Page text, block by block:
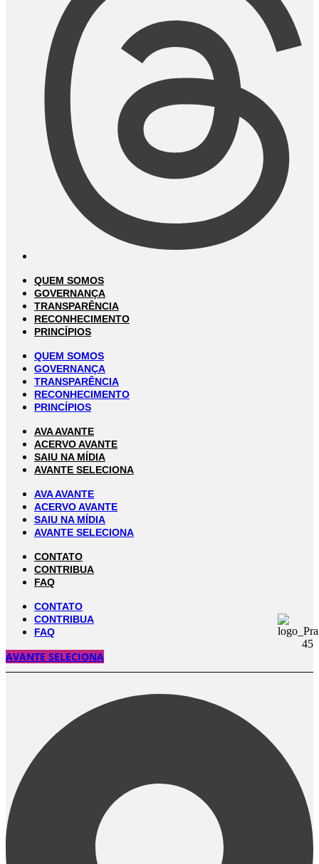
QUEM SOMOS
GOVERNANÇA
TRANSPARÊNCIA
RECONHECIMENTO
PRINCÍPIOS
QUEM SOMOS
GOVERNANÇA
TRANSPARÊNCIA
RECONHECIMENTO
PRINCÍPIOS
AVA AVANTE
ACERVO AVANTE
SAIU NA MÍDIA
AVANTE SELECIONA
AVA AVANTE
ACERVO AVANTE
SAIU NA MÍDIA
AVANTE SELECIONA
CONTATO
CONTRIBUA
FAQ
CONTATO
CONTRIBUA
FAQ
AVANTE SELECIONA